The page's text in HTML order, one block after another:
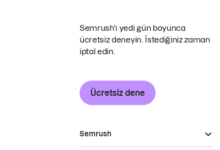
Semrush'ı yedi gün boyunca
ücretsiz deneyin. İstediğiniz zaman
iptal edin.
Ücretsiz dene
Semrush